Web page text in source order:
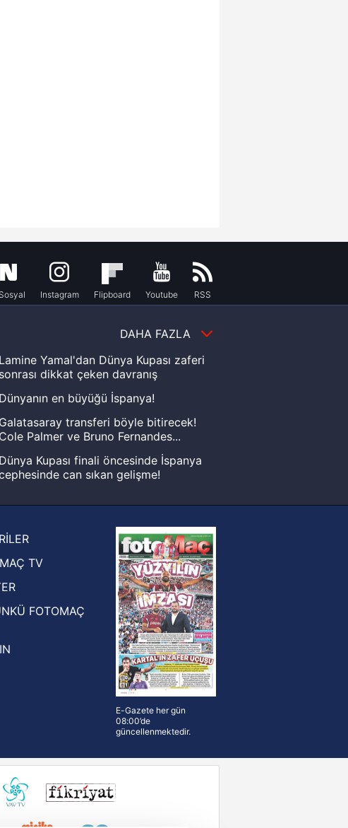
Instagram Flipboard Youtube RSS
DAHA FAZLA
Lamine Yamal'dan Dünya Kupası zaferi
sonrası dikkat çeken davranış
Dünyanın en büyüğü İspanya!
Galatasaray transferi böyle bitirecek!
Cole Palmer ve Bruno Fernandes...
Dünya Kupası finali öncesinde İspanya
can sıkan gelişme!
Hernan Crespo, Meksika Ligi
ekiplerinden Atlas'ın yeni teknik direktörü
TV
FOTOMAÇ
E-Gazete her gün
08:00’de
güncellenmektedir.